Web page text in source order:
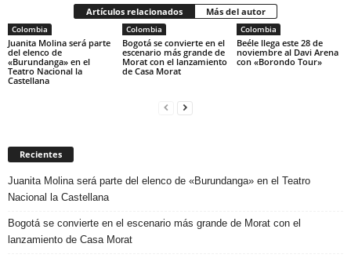
Artículos relacionados Más del autor
Colombia
Juanita Molina será parte
del elenco de
«Burundanga» en el
Teatro Nacional la
Castellana
Colombia
Bogotá se convierte en el
escenario más grande de
Morat con el lanzamiento
de Casa Morat
Colombia
Beéle llega este 28 de
noviembre al Davi Arena
con «Borondo Tour»
Recientes
Juanita Molina será parte del elenco de «Burundanga» en el Teatro
Nacional la Castellana
Bogotá se convierte en el escenario más grande de Morat con el
lanzamiento de Casa Morat